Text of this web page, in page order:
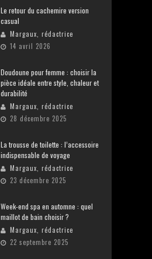
Le retour du cachemire version
casual
Margaux, rédactrice
14 avril 2026
Doudoune pour femme : choisir la
pièce idéale entre style, chaleur et
durabilité
Margaux, rédactrice
28 décembre 2025
La trousse de toilette : l’accessoire
indispensable de voyage
Margaux, rédactrice
23 décembre 2025
Week-end spa en automne : quel
maillot de bain choisir ?
Margaux, rédactrice
22 septembre 2025